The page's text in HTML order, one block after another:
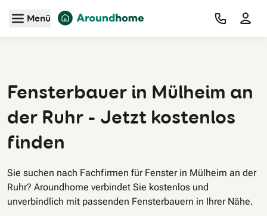
Zum Hauptinhalt
Menü
Fensterbauer in Mülheim an
der Ruhr - Jetzt kostenlos
finden
Sie suchen nach Fachfirmen für Fenster in Mülheim an der
Ruhr? Aroundhome verbindet Sie kostenlos und
unverbindlich mit passenden Fensterbauern in Ihrer Nähe.